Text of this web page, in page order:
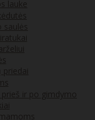
lauke
saulės
priedai
ir po gimdymo